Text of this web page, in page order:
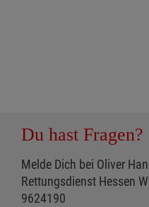
Du hast Fragen?
Melde Dich bei Oliver
Rettungsdienst Hessen
9624190